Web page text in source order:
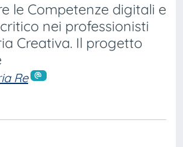
le Competenze digitali e
nei professionisti
Creativa. Il progetto
Re